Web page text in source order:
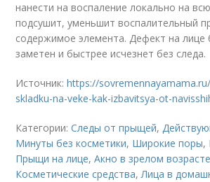
нанести на воспаление локально на
подсушит, уменьшит воспалительный
содержимое элемента. Дефект на лице
заметен и быстрее исчезнет без следа.
Источник:https://
skladku-na-veke-kak-izbavitsya-ot-
Категории:Следы от прыщей,
Минуты без косметики, Широкие поры,
Прыщи на лице,Акно в зрелом возрасте
Косметические средства,Лица в